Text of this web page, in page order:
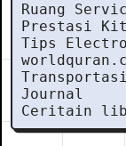
Ruang
Prestasi
Tips
Journal
Ceritain